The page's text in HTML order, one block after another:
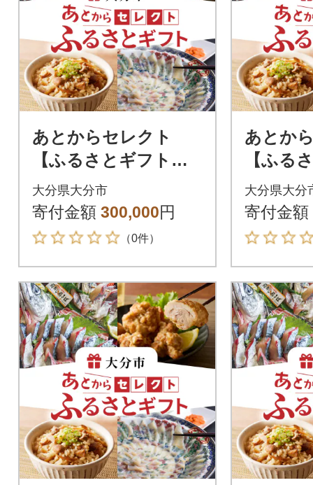
あとからセレクト
【ふるさとギフト】3
0万円_OG-030
大分県大分市
寄付金額 300,000円
（0件）
あとか
【ふる
0万円
大分県大分
寄付金額